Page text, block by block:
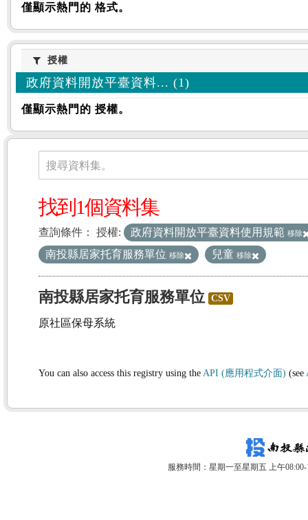
僅顯示熱門的 格式。
授權授權
政府資料開放平臺資料... (1)
僅顯示熱門的 授權。
資料集
搜尋資料集。
找到1個資料集
查詢條件： 授權: 政府資料開放平臺資料使用規範 移除
南投縣居家托育服務單位 移除 兒童 移除
南投縣居家托育服務單位 CSV
原社區保母系統
You can also access this registry using the API (應用程式介面) (see
服務時間：星期一至星期五 上午